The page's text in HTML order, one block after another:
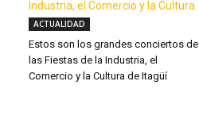
ACTUALIDAD
Estos son los grandes conciertos de
las Fiestas de la Industria, el
Comercio y la Cultura de Itagüí